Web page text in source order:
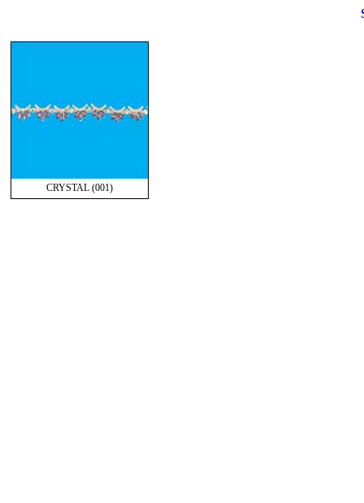
CRYSTAL (001)